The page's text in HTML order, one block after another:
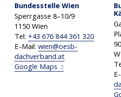
Bundesstelle Wien
Sperrgasse 8–10/9
1150 Wien
Tel: +43 676 844 361 320
E-Mail: wien@oesb-
dachverband.at
Google Maps